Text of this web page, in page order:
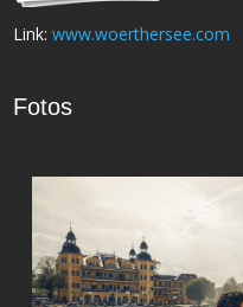
Link: www.woerthersee.com
Fotos